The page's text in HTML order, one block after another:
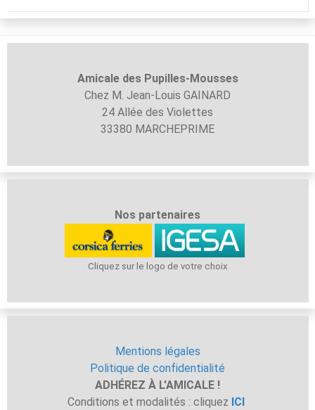
Amicale des Pupilles-Mousses
Chez M. Jean-Louis GAINARD
24 Allée des Violettes
33380 MARCHEPRIME
Nos partenaires
Cliquez sur le logo de votre choix
Mentions légales
Politique de confidentialité
ADHÉREZ À L'AMICALE !
Conditions et modalités : cliquez ICI